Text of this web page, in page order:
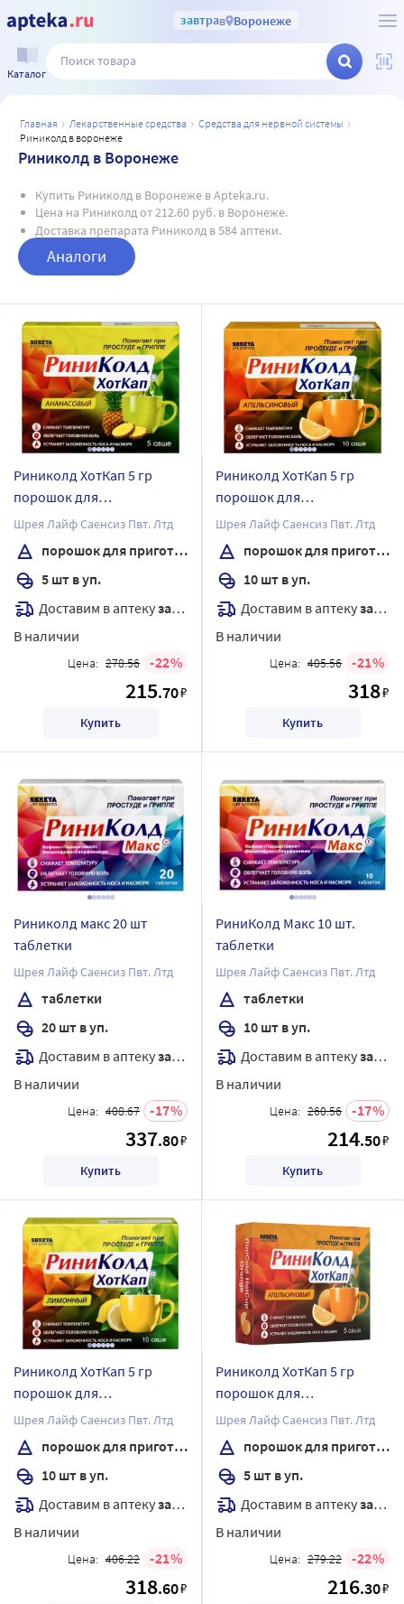
завтрав Воронеже
Каталог
главная лекарственные средства
средства для нервной системы
риниколд в воронеже
Риниколд в Воронеже
Купить Риниколд в Воронеже в Apteka.ru.
Цена на Риниколд от 212.60 руб. в Воронеже.
Доставка препарата Риниколд в 584 аптеки.
Аналоги
Риниколд ХотКап 5 гр
порошок для
приготовления раствора
для приема внутрь пакет 5
шт. вкус ананас
Шрея Лайф Саенсиз Пвт. Лтд
порошок для приготовления раствора
5 шт в уп.
Доставим в аптекузавтра
В наличии
Цена: 278.56 22
215.70₽
Купить
Риниколд ХотКап 5 гр
порошок для
приготовления раствора
для приема внутрь пакет
10 шт. вкус апельсин
Шрея Лайф Саенсиз Пвт. Лтд
порошок для приготовления раствора
10 шт в уп.
Доставим в аптекузавтра
В наличии
Цена: 405.56 21
318₽
Купить
Риниколд макс 20 шт
таблетки
Шрея Лайф Саенсиз Пвт. Лтд
таблетки
20 шт в уп.
Доставим в аптекузавтра
В наличии
Цена: 408.67 17
337.80₽
Купить
РиниКолд Макс 10 шт.
таблетки
Шрея Лайф Саенсиз Пвт. Лтд
таблетки
10 шт в уп.
Доставим в аптекузавтра
В наличии
Цена: 260.56 17
214.50₽
Купить
Риниколд ХотКап 5 гр
порошок для
приготовления раствора
для приема внутрь пакет
10 шт. вкус лимон
Шрея Лайф Саенсиз Пвт. Лтд
порошок для приготовления раствора
10 шт в уп.
Доставим в аптекузавтра
В наличии
Цена: 406.22 21
318.60₽
Риниколд ХотКап 5 гр
порошок для
приготовления раствора
для приема внутрь пакет 5
шт. вкус апельсин
Шрея Лайф Саенсиз Пвт. Лтд
порошок для приготовления раствора
5 шт в уп.
Доставим в аптекузавтра
В наличии
Цена: 279.22 22
216.30₽